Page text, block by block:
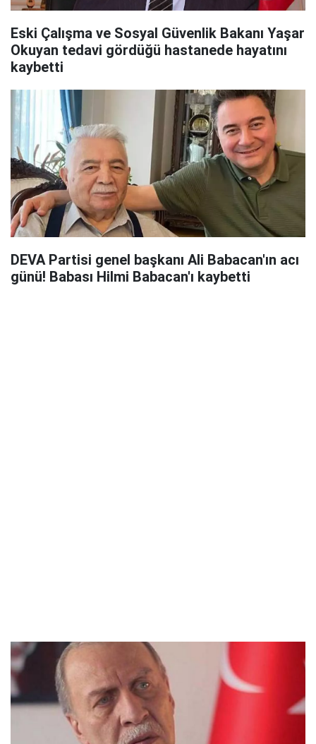
Eski Çalışma ve Sosyal Güvenlik Bakanı Yaşar
Okuyan tedavi gördüğü hastanede hayatını
kaybetti
DEVA Partisi genel başkanı Ali Babacan'ın acı
günü! Babası Hilmi Babacan'ı kaybetti